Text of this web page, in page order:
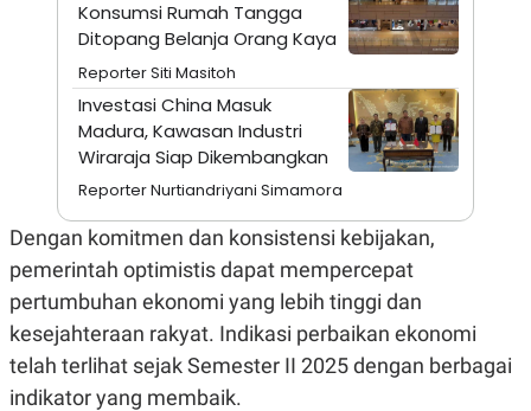
N
L
E
S
A
R
I
Konsumsi Rumah Tangga
Ditopang Belanja Orang Kaya
Reporter Siti Masitoh
Investasi China Masuk
Madura, Kawasan Industri
Wiraraja Siap Dikembangkan
Reporter Nurtiandriyani Simamora
Dengan komitmen dan konsistensi kebijakan,
pemerintah optimistis dapat mempercepat
pertumbuhan ekonomi yang lebih tinggi dan
kesejahteraan rakyat. Indikasi perbaikan ekonomi
telah terlihat sejak Semester II 2025 dengan berbagai
indikator yang membaik.